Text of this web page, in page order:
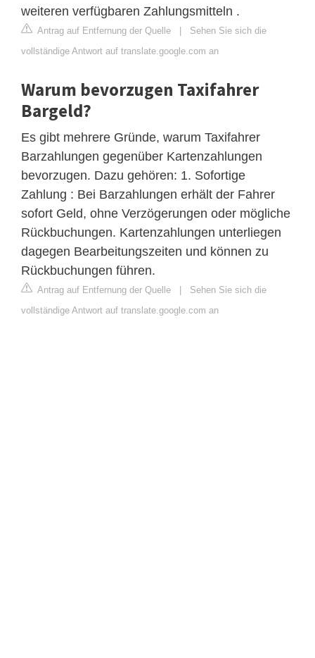
weiteren verfügbaren Zahlungsmitteln .
Antrag auf Entfernung der Quelle | Sehen Sie sich die
vollständige Antwort auf translate.google.com an
Warum bevorzugen Taxifahrer
Bargeld?
Es gibt mehrere Gründe, warum Taxifahrer
Barzahlungen gegenüber Kartenzahlungen
bevorzugen. Dazu gehören: 1. Sofortige
Zahlung : Bei Barzahlungen erhält der Fahrer
sofort Geld, ohne Verzögerungen oder mögliche
Rückbuchungen. Kartenzahlungen unterliegen
dagegen Bearbeitungszeiten und können zu
Rückbuchungen führen.
Antrag auf Entfernung der Quelle | Sehen Sie sich die
vollständige Antwort auf translate.google.com an